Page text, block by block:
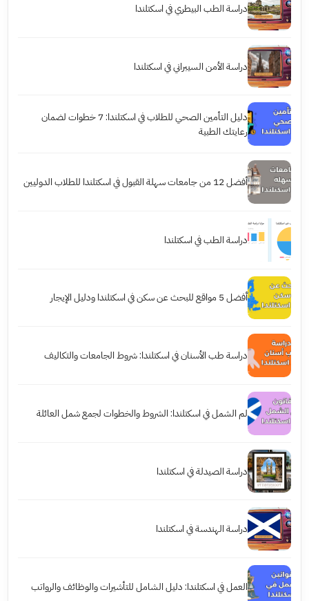
دراسة الطب البيطري في اسكتلندا
دراسة الأمن السيبراني في اسكتلندا
دليل التأمين الصحي للطلاب في اسكتلندا: 7 خطوات لضمان
رعايتك الطبية
أفضل 12 من جامعات سهلة القبول في اسكتلندا للطلاب الدوليين
دراسة الطب في اسكتلندا
أفضل 5 مواقع للبحث عن سكن في اسكتلندا ودليل الإيجار
دراسة طب الأسنان في اسكتلندا: شروط الجامعات والتكاليف
لم الشمل في اسكتلندا: الشروط والخطوات لجمع شمل العائلة
دراسة الصيدلة في اسكتلندا
دراسة الهندسة في اسكتلندا
العمل في اسكتلندا: دليل الشامل للتأشيرات والوظائف والرواتب